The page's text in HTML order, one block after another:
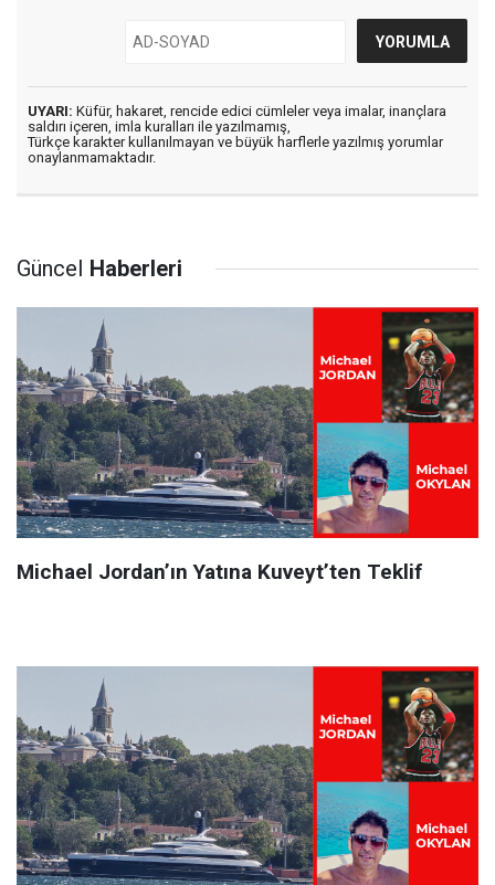
UYARI: Küfür, hakaret, rencide edici cümleler veya imalar, inançlara
saldırı içeren, imla kuralları ile yazılmamış,
Türkçe karakter kullanılmayan ve büyük harflerle yazılmış yorumlar
onaylanmamaktadır.
Güncel Haberleri
Michael Jordan’ın Yatına Kuveyt’ten Teklif